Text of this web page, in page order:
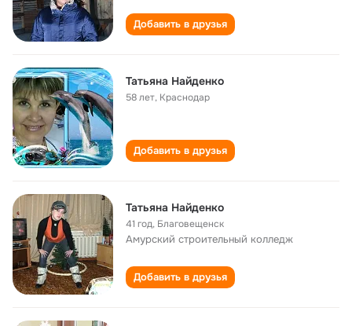
Добавить в друзья
Татьяна Найденко
58 лет, Краснодар
Добавить в друзья
Татьяна Найденко
41 год, Благовещенск
Амурский строительный колледж
Добавить в друзья